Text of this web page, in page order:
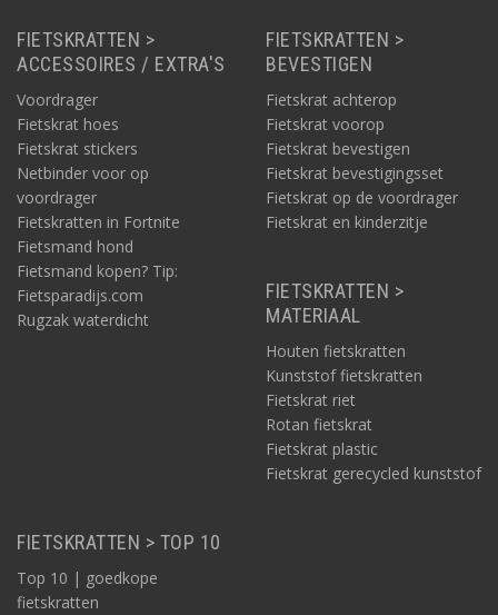
FIETSKRATTEN >
ACCESSOIRES / EXTRA'S
Voordrager
Fietskrat hoes
Fietskrat stickers
Netbinder voor op
voordrager
Fietskratten in Fortnite
Fietsmand hond
Fietsmand kopen? Tip:
Fietsparadijs.com
Rugzak waterdicht
FIETSKRATTEN >
BEVESTIGEN
Fietskrat achterop
Fietskrat voorop
Fietskrat bevestigen
Fietskrat bevestigingsset
Fietskrat op de voordrager
Fietskrat en kinderzitje
FIETSKRATTEN >
MATERIAAL
Houten fietskratten
Kunststof fietskratten
Fietskrat riet
Rotan fietskrat
Fietskrat plastic
Fietskrat gerecycled kunststof
FIETSKRATTEN > TOP 10
Top 10 | goedkope
fietskratten